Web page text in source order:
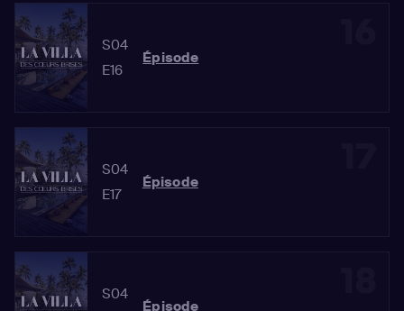
S04
E16
Épisode
S04
E17
Épisode
S04
Épisode